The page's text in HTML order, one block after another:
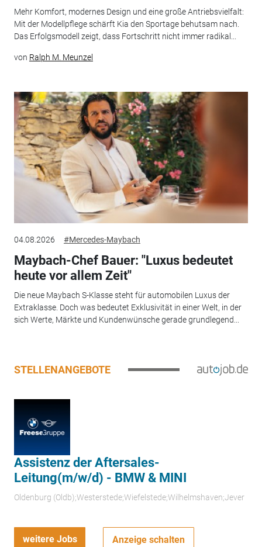
Mehr Komfort, modernes Design und eine große Antriebsvielfalt:
Mit der Modellpflege schärft Kia den Sportage behutsam nach.
Das Erfolgsmodell zeigt, dass Fortschritt nicht immer radikal...
von Ralph M. Meunzel
04.08.2026 #Mercedes-Maybach
Maybach-Chef Bauer: "Luxus bedeutet
heute vor allem Zeit"
Die neue Maybach S-Klasse steht für automobilen Luxus der
Extraklasse. Doch was bedeutet Exklusivität in einer Welt, in der
sich Werte, Märkte und Kundenwünsche gerade grundlegend...
STELLENANGEBOTE
Assistenz der Aftersales-
Leitung(m/w/d) - BMW & MINI
Oldenburg (Oldb);Westerstede;Wiefelstede;Wilhelmshaven;Jever
weitere Jobs Anzeige schalten